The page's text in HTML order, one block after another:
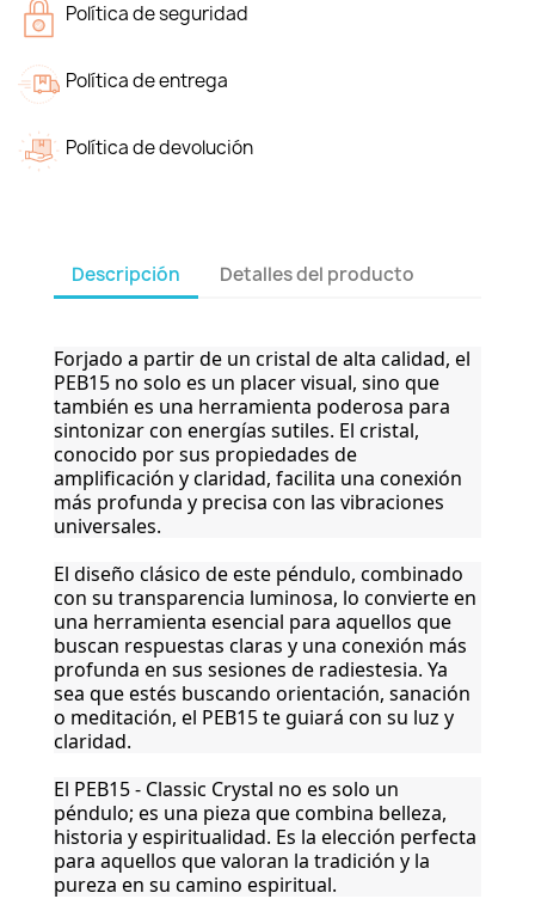
Política de seguridad
Política de entrega
Política de devolución
Descripción Detalles del producto
Forjado a partir de un cristal de alta calidad, el
PEB15 no solo es un placer visual, sino que
también es una herramienta poderosa para
sintonizar con energías sutiles. El cristal,
conocido por sus propiedades de
amplificación y claridad, facilita una conexión
más profunda y precisa con las vibraciones
universales.
El diseño clásico de este péndulo, combinado
con su transparencia luminosa, lo convierte en
una herramienta esencial para aquellos que
buscan respuestas claras y una conexión más
profunda en sus sesiones de radiestesia. Ya
sea que estés buscando orientación, sanación
o meditación, el PEB15 te guiará con su luz y
claridad.
El PEB15 - Classic Crystal no es solo un
péndulo; es una pieza que combina belleza,
historia y espiritualidad. Es la elección perfecta
para aquellos que valoran la tradición y la
pureza en su camino espiritual.